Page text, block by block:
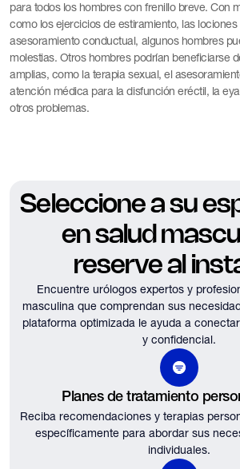
para todos los hombres con frenillo breve. Con
como los ejercicios de estiramiento, las
asesoramiento conductual, algunos hombres
molestias. Otros hombres podrían beneficiarse
amplias, como la terapia sexual, el
atención médica para la disfunción eréctil, la
otros problemas.
Seleccione a su
en salud
reserve al
Encuentre urólogos expertos y
masculina que comprendan sus
plataforma optimizada le ayuda a
y confidencial.
Planes de tratamiento
Reciba recomendaciones y terapias
específicamente para abordar sus
individuales.